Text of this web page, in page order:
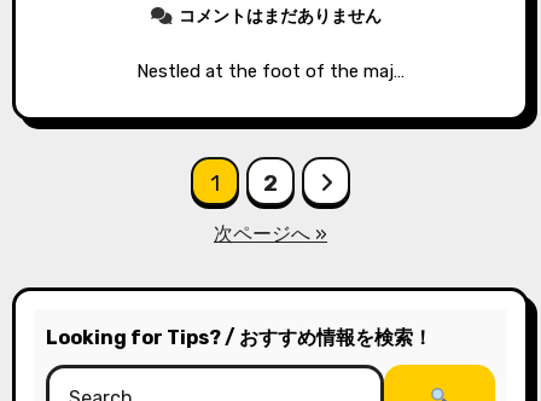
コメントはまだありません
Nestled at the foot of the maj…
の
ペ
ー
1 2
次ページへ »
Looking for Tips? / おすすめ情報を検索！